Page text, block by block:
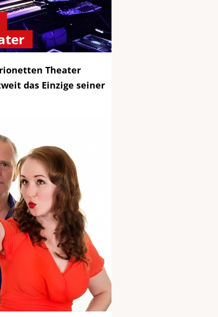
Theater
das Einzige seiner